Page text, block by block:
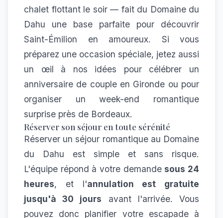
chalet flottant le soir — fait du Domaine du
Dahu une base parfaite pour découvrir
Saint-Émilion en amoureux. Si vous
préparez une occasion spéciale, jetez aussi
un œil à nos idées pour célébrer un
anniversaire de couple en Gironde ou pour
organiser un week-end romantique
surprise près de Bordeaux.
Réserver son séjour en toute sérénité
Réserver un séjour romantique au Domaine
du Dahu est simple et sans risque.
L'équipe répond à votre demande sous 24
heures, et l'annulation est gratuite
jusqu'à 30 jours avant l'arrivée. Vous
pouvez donc planifier votre escapade à